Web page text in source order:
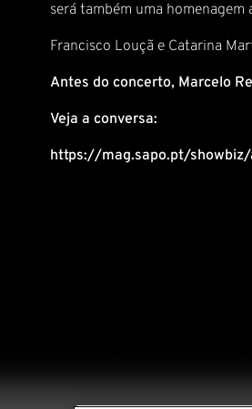
será também uma
Francisco Louçã e Catarina
Antes do concerto, Marcelo
Veja a conversa:
https://mag.sapo.pt/